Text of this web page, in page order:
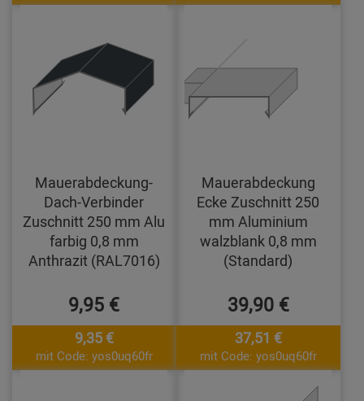
Mauerabdeckung-
Dach-Verbinder
Zuschnitt 250 mm Alu
farbig 0,8 mm
Anthrazit (RAL7016)
9,95 €
9,35 €
mit Code: yos0uq60fr
Mauerabdeckung
Ecke Zuschnitt 250
mm Aluminium
walzblank 0,8 mm
(Standard)
39,90 €
37,51 €
mit Code: yos0uq60fr